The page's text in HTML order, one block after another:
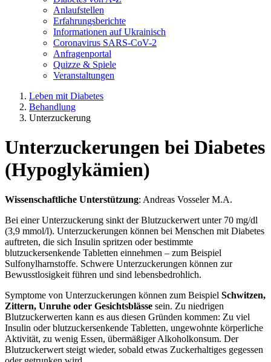
Anlaufstellen
Erfahrungsberichte
Informationen auf Ukrainisch
Coronavirus SARS-CoV-2
Anfragenportal
Quizze & Spiele
Veranstaltungen
Leben mit Diabetes
Behandlung
Unterzuckerung
Unterzuckerungen bei Diabetes
(Hypoglykämien)
Wissenschaftliche Unterstützung: Andreas Vosseler M.A.
Bei einer Unterzuckerung sinkt der Blutzuckerwert unter 70 mg/dl
(3,9 mmol/l). Unterzuckerungen können bei Menschen mit Diabetes
auftreten, die sich Insulin spritzen oder bestimmte
blutzuckersenkende Tabletten einnehmen – zum Beispiel
Sulfonylharnstoffe. Schwere Unterzuckerungen können zur
Bewusstlosigkeit führen und sind lebensbedrohlich.
Symptome von Unterzuckerungen können zum Beispiel Schwitzen,
Zittern, Unruhe oder Gesichtsblässe sein. Zu niedrigen
Blutzuckerwerten kann es aus diesen Gründen kommen: Zu viel
Insulin oder blutzuckersenkende Tabletten, ungewohnte körperliche
Aktivität, zu wenig Essen, übermäßiger Alkoholkonsum. Der
Blutzuckerwert steigt wieder, sobald etwas Zuckerhaltiges gegessen